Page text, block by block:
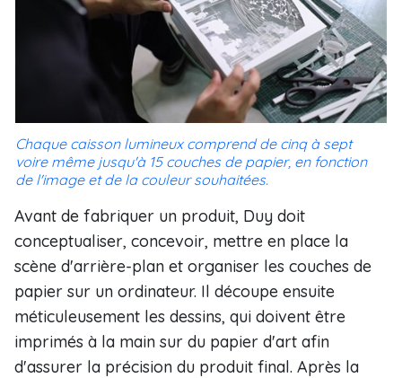
Chaque caisson lumineux comprend de cinq à sept
voire même jusqu'à 15 couches de papier, en fonction
de l'image et de la couleur souhaitées.
Avant de fabriquer un produit, Duy doit
conceptualiser, concevoir, mettre en place la
scène d'arrière-plan et organiser les couches de
papier sur un ordinateur. Il découpe ensuite
méticuleusement les dessins, qui doivent être
imprimés à la main sur du papier d'art afin
d'assurer la précision du produit final. Après la